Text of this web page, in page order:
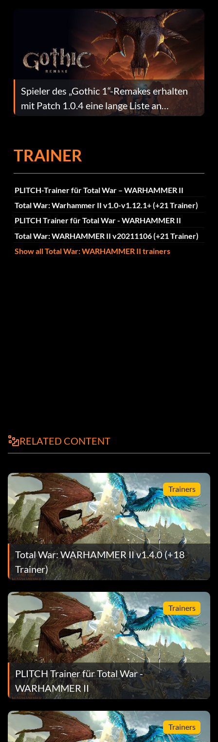
Spieler des „Gothic 1“-Remakes erhalten
mit Patch 1.0.4 eine lange Liste an
Fehlerbehebungen
TRAINER
PLITCH-Trainer für Total War – WARHAMMER II
Total War: Warhammer II v1.0-v1.12.1+ (+21 Trainer)
PLITCH Trainer für Total War - WARHAMMER II
Total War: WARHAMMER II v20211106 (+21 Trainer)
Show all Total War: WARHAMMER II trainers
RELATED CONTENT
Trainers
Total War: WARHAMMER II v1.4.0 (+18
Trainer)
Trainers
PLITCH Trainer für Total War -
WARHAMMER II
Trainers